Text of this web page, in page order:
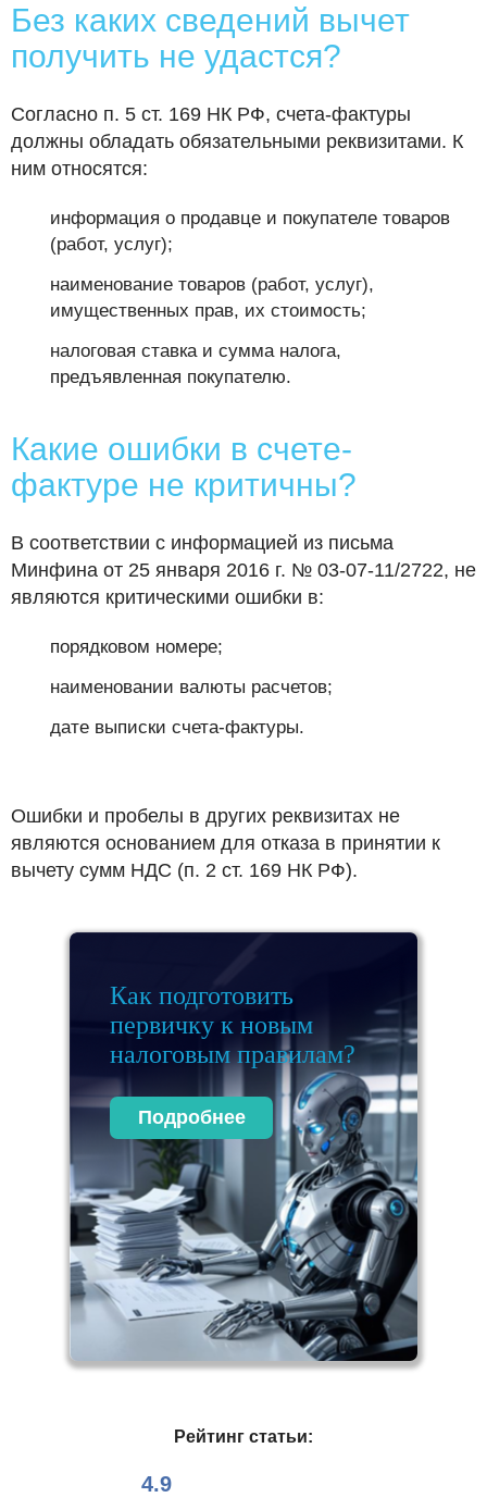
Без каких сведений вычет
получить не удастся?
Согласно п. 5 ст. 169 НК РФ, счета-фактуры
должны обладать обязательными реквизитами. К
ним относятся:
информация о продавце и покупателе товаров
(работ, услуг);
наименование товаров (работ, услуг),
имущественных прав, их стоимость;
налоговая ставка и сумма налога,
предъявленная покупателю.
Какие ошибки в счете-
фактуре не критичны?
В соответствии с информацией из письма
Минфина от 25 января 2016 г. № 03-07-11/2722, не
являются критическими ошибки в:
порядковом номере;
наименовании валюты расчетов;
дате выписки счета-фактуры.
Ошибки и пробелы в других реквизитах не
являются основанием для отказа в принятии к
вычету сумм НДС (п. 2 ст. 169 НК РФ).
Как подготовить
первичку к новым
налоговым правилам?
Подробнее
Рейтинг статьи:
4.9